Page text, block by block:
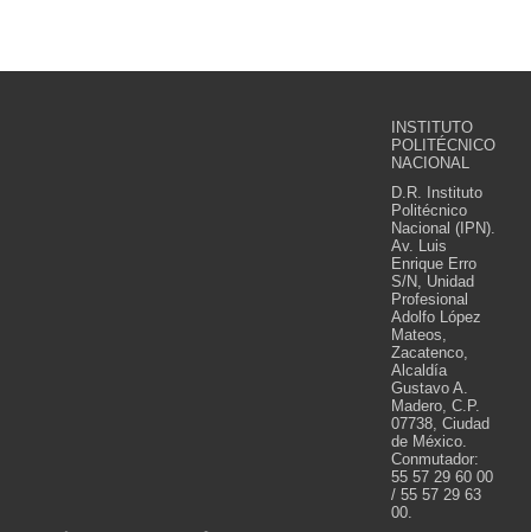
INSTITUTO
POLITÉCNICO
NACIONAL
D.R. Instituto
Politécnico
Nacional (IPN).
Av. Luis
Enrique Erro
S/N, Unidad
Profesional
Adolfo López
Mateos,
Zacatenco,
Alcaldía
Gustavo A.
Madero, C.P.
07738, Ciudad
de México.
Conmutador:
55 57 29 60 00
/ 55 57 29 63
00.